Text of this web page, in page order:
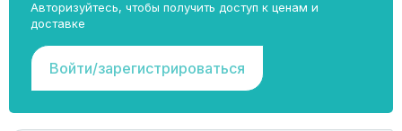
Авторизуйтесь, чтобы получить доступ к ценам и
доставке
Войти/зарегистрироваться